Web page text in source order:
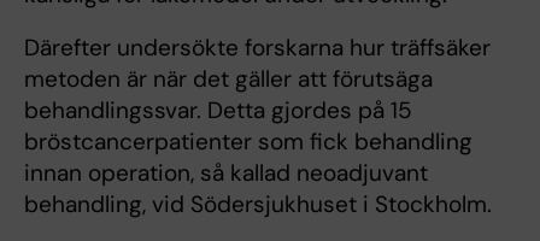
Därefter undersökte forskarna hur träffsäker
metoden är när det gäller att förutsäga
behandlingssvar. Detta gjordes på 15
bröstcancerpatienter som fick behandling
innan operation, så kallad neoadjuvant
behandling, vid Södersjukhuset i Stockholm.